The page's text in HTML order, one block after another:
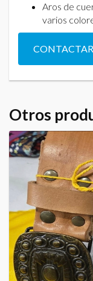
Aros de
varios
Otros